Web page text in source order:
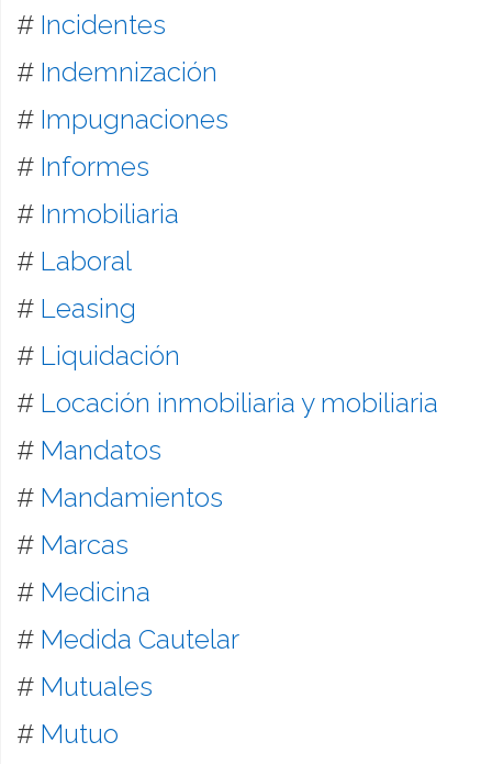
# Incidentes
# Indemnización
# Impugnaciones
# Informes
# Inmobiliaria
# Laboral
# Leasing
# Liquidación
# Locación inmobiliaria y mobiliaria
# Mandatos
# Mandamientos
# Marcas
# Medicina
# Medida Cautelar
# Mutuales
# Mutuo